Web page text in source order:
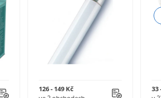
126 - 149 Kč
33